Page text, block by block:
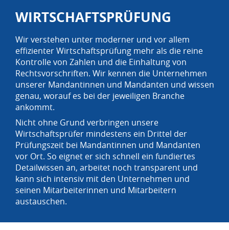
WIRTSCHAFTSPRÜFUNG
Wir verstehen unter moderner und vor allem
effizienter Wirtschaftsprüfung mehr als die reine
Kontrolle von Zahlen und die Einhaltung von
Rechtsvorschriften. Wir kennen die Unternehmen
unserer Mandantinnen und Mandanten und wissen
genau, worauf es bei der jeweiligen Branche
ankommt.
Nicht ohne Grund verbringen unsere
Wirtschaftsprüfer mindestens ein Drittel der
Prüfungszeit bei Mandantinnen und Mandanten
vor Ort. So eignet er sich schnell ein fundiertes
Detailwissen an, arbeitet noch transparent und
kann sich intensiv mit den Unternehmen und
seinen Mitarbeiterinnen und Mitarbeitern
austauschen.